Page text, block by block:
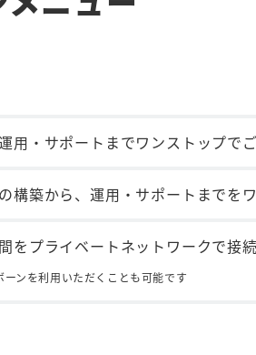
用・サポートまでワンストップで
構築から、運用・サポートまでを
をプライベートネットワークで接続
ンを利用いただくことも可能です